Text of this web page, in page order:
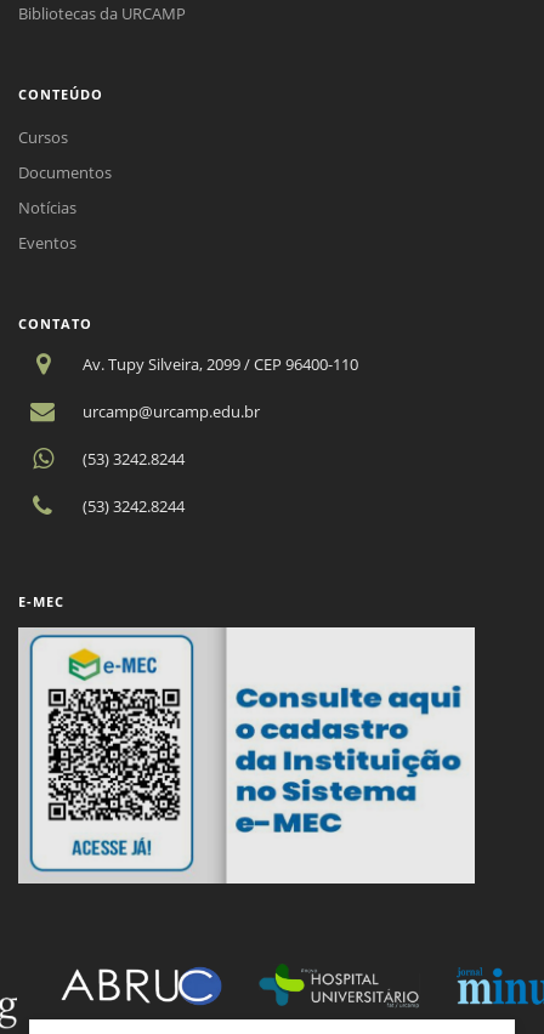
Bibliotecas da URCAMP
CONTEÚDO
Cursos
Documentos
Notícias
Eventos
CONTATO
Av. Tupy Silveira, 2099 / CEP 96400-110
urcamp@urcamp.edu.br
(53) 3242.8244
(53) 3242.8244
E-MEC